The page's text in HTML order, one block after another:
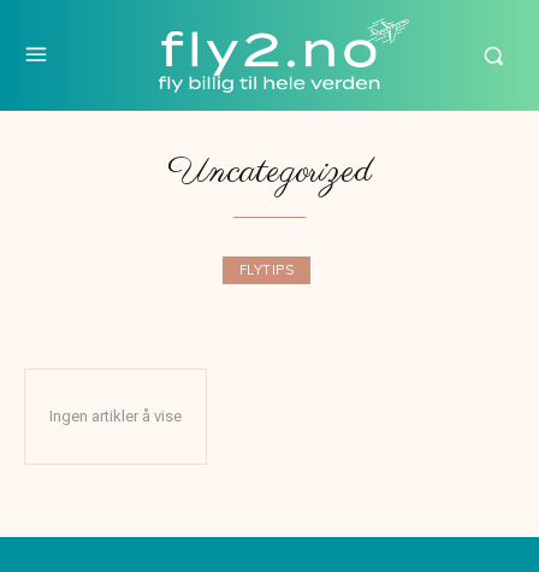
Uncategorized
FLYTIPS
Ingen artikler å vise